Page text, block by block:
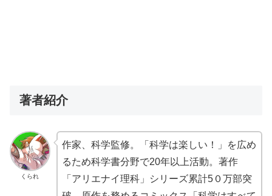
著者紹介
くられ
作家、科学監修。「科学は楽しい！」を広め
るため科学書分野で20年以上活動。著作
「アリエナイ理科」シリーズ累計5０万部突